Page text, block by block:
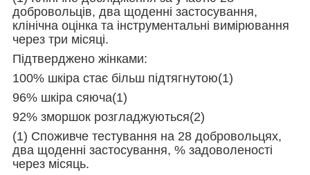
добровольців, два щоденні застосування,
клінічна оцінка та інструментальні вимірювання
через три місяці.
Підтверджено жінками:
100% шкіра стає більш підтягнутою(1)
96% шкіра сяюча(1)
92% зморшок розгладжуються(2)
(1) Споживче тестування на 28 добровольцях,
два щоденні застосування, % задоволеності
через місяць.